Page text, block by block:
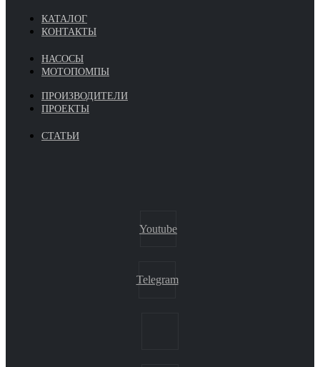
КАТАЛОГ
КОНТАКТЫ
НАСОСЫ
МОТОПОМПЫ
ПРОИЗВОДИТЕЛИ
ПРОЕКТЫ
СТАТЬИ
Youtube
Telegram